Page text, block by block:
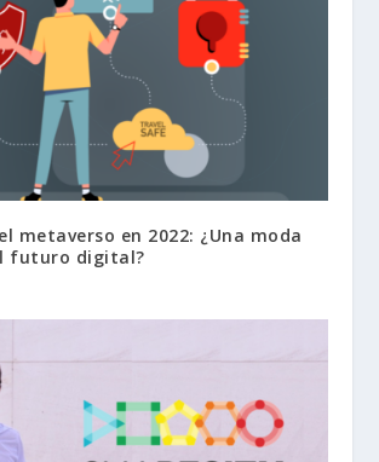
metaverso en 2022: ¿Una moda
futuro digital?